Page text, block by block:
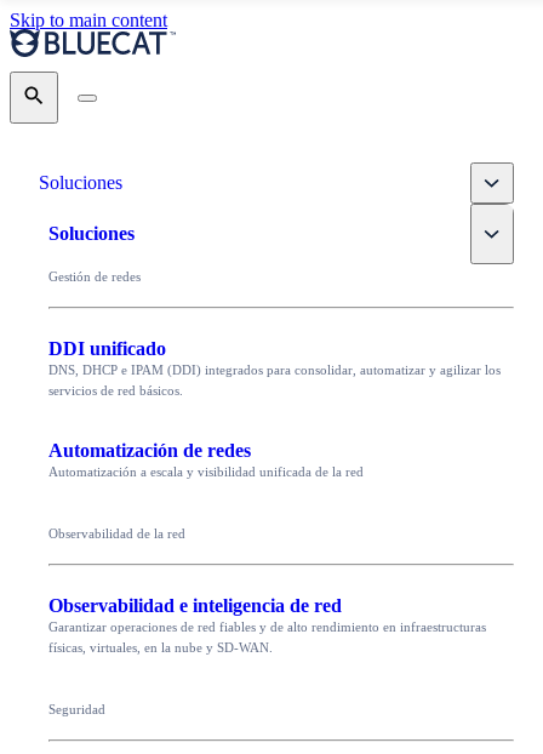
Skip to main content
Search
Soluciones Toggle
Soluciones Toggle
Gestión de redes
DDI unificado
DNS, DHCP e IPAM (DDI) integrados para consolidar, automatizar y agilizar los
servicios de red básicos.
Automatización de redes
Automatización a escala y visibilidad unificada de la red
Observabilidad de la red
Observabilidad e inteligencia de red
Garantizar operaciones de red fiables y de alto rendimiento en infraestructuras
físicas, virtuales, en la nube y SD-WAN.
Seguridad